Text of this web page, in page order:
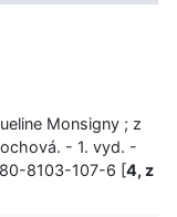
Monsigny ; z
- 1. vyd. -
8103-107-6 [4, z